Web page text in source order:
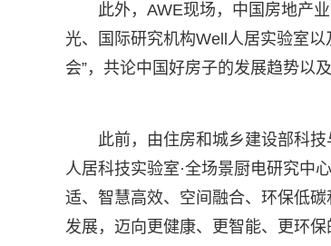
此外，AWE现场，中国房地产
光、国际研究机构Well人居实验室
会”，共论中国好房子的发展趋势以
此前，由住房和城乡建设部科
人居科技实验室·全场景厨电研究中
适、智慧高效、空间融合、环保低
发展，迈向更健康、更智能、更环